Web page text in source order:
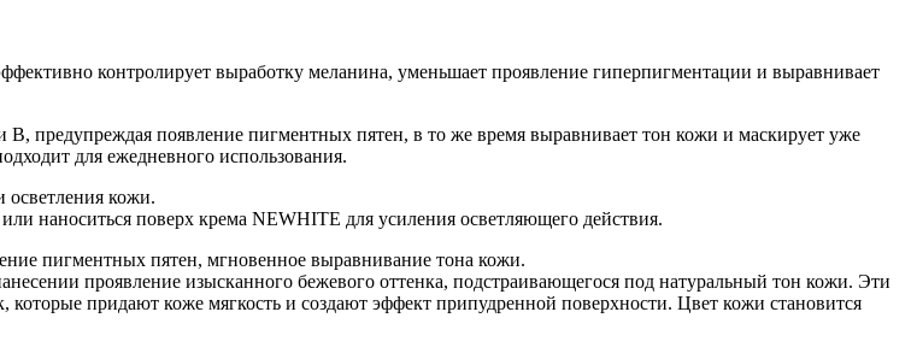
контролирует выработку меланина, уменьшает проявление гиперпигментации и выравнивает
предупреждая появление пигментных пятен, в то же время выравнивает тон кожи и маскирует уже
для ежедневного использования.
кожи.
наноситься поверх крема NEWHITE для усиления осветляющего действия.
пигментных пятен, мгновенное выравнивание тона кожи.
проявление изысканного бежевого оттенка, подстраивающегося под натуральный тон кожи. Эти
придают коже мягкость и создают эффект припудренной поверхности. Цвет кожи становится